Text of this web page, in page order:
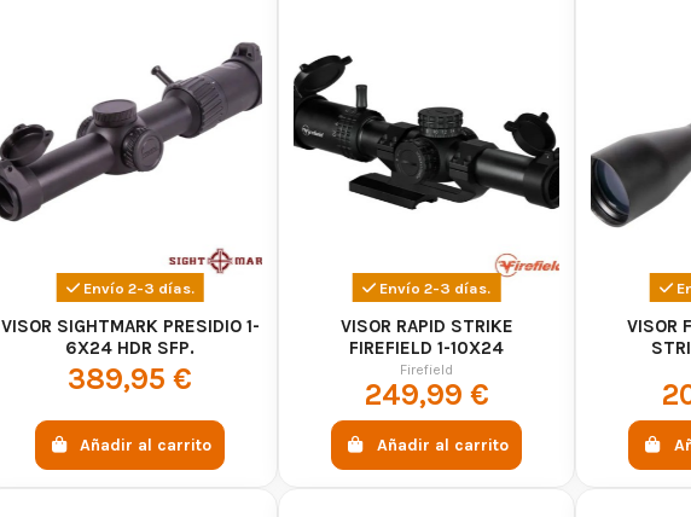
Envío 2-3 días.
VISOR SIGHTMARK PRESIDIO 1-
6X24 HDR SFP.
389,95 €
Añadir al carrito
Envío 2-3 días.
VISOR RAPID STRIKE
FIREFIELD 1-10X24
Firefield
249,99 €
Añadir al carrito
VISOR